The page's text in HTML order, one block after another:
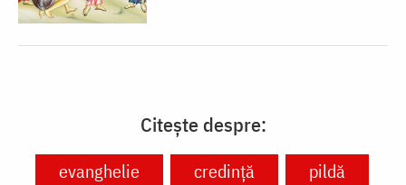
Citește despre:
evanghelie credință
pildă